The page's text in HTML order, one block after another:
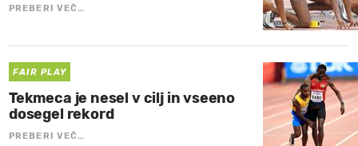
PREBERI VEČ…
FAIR PLAY
Tekmeca je nesel v cilj in vseeno
dosegel rekord
PREBERI VEČ…